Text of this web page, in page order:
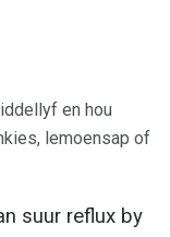
en hou
lemoensap of
suur reflux by